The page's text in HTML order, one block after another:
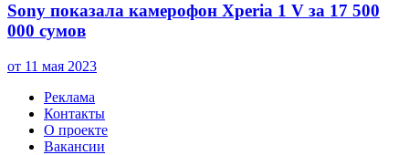
Sony показала камерофон Xperia 1 V за 17 500
000 сумов
от 11 мая 2023
Реклама
Контакты
О проекте
Вакансии